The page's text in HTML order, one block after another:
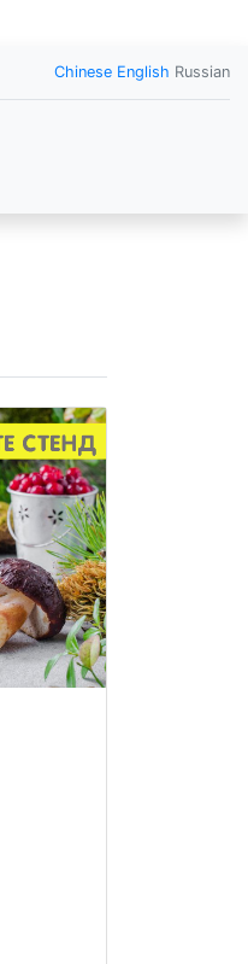
Chinese English Russian